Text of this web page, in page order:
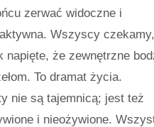
zerwać widoczne i
Wszyscy
że zewnętrzne
To dramat życia.
nie są tajemnicą; jest też
i nieożywione.